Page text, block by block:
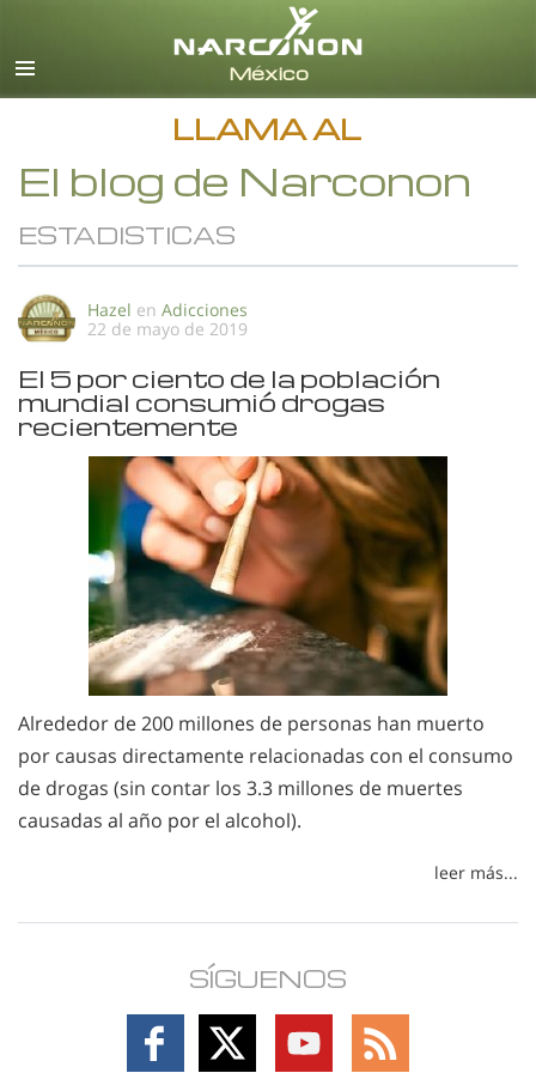
Español
Todas las Regiones/Idiomas
LLAMA AL
El blog de Narconon
ESTADISTICAS
Hazel en Adicciones
22 de mayo de 2019
El 5 por ciento de la población
mundial consumió drogas
recientemente
Alrededor de 200 millones de personas han muerto
por causas directamente relacionadas con el consumo
de drogas (sin contar los 3.3 millones de muertes
causadas al año por el alcohol).
leer más...
SÍGUENOS
Follow
on
Follow
on
Follow
on
Follow
on